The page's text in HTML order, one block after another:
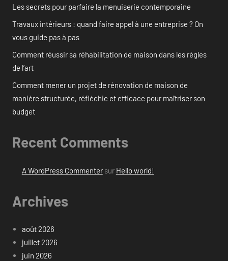
Les secrets pour parfaire la menuiserie contemporaine
Travaux intérieurs : quand faire appel à une entreprise ? On
vous guide pas à pas
Comment réussir sa réhabilitation de maison dans les règles
de l’art
Comment mener un projet de rénovation de maison de
manière structurée, réfléchie et efficace pour maîtriser son
budget
Recent Comments
A WordPress Commentersur Hello world!
Archives
août 2026
juillet 2026
juin 2026